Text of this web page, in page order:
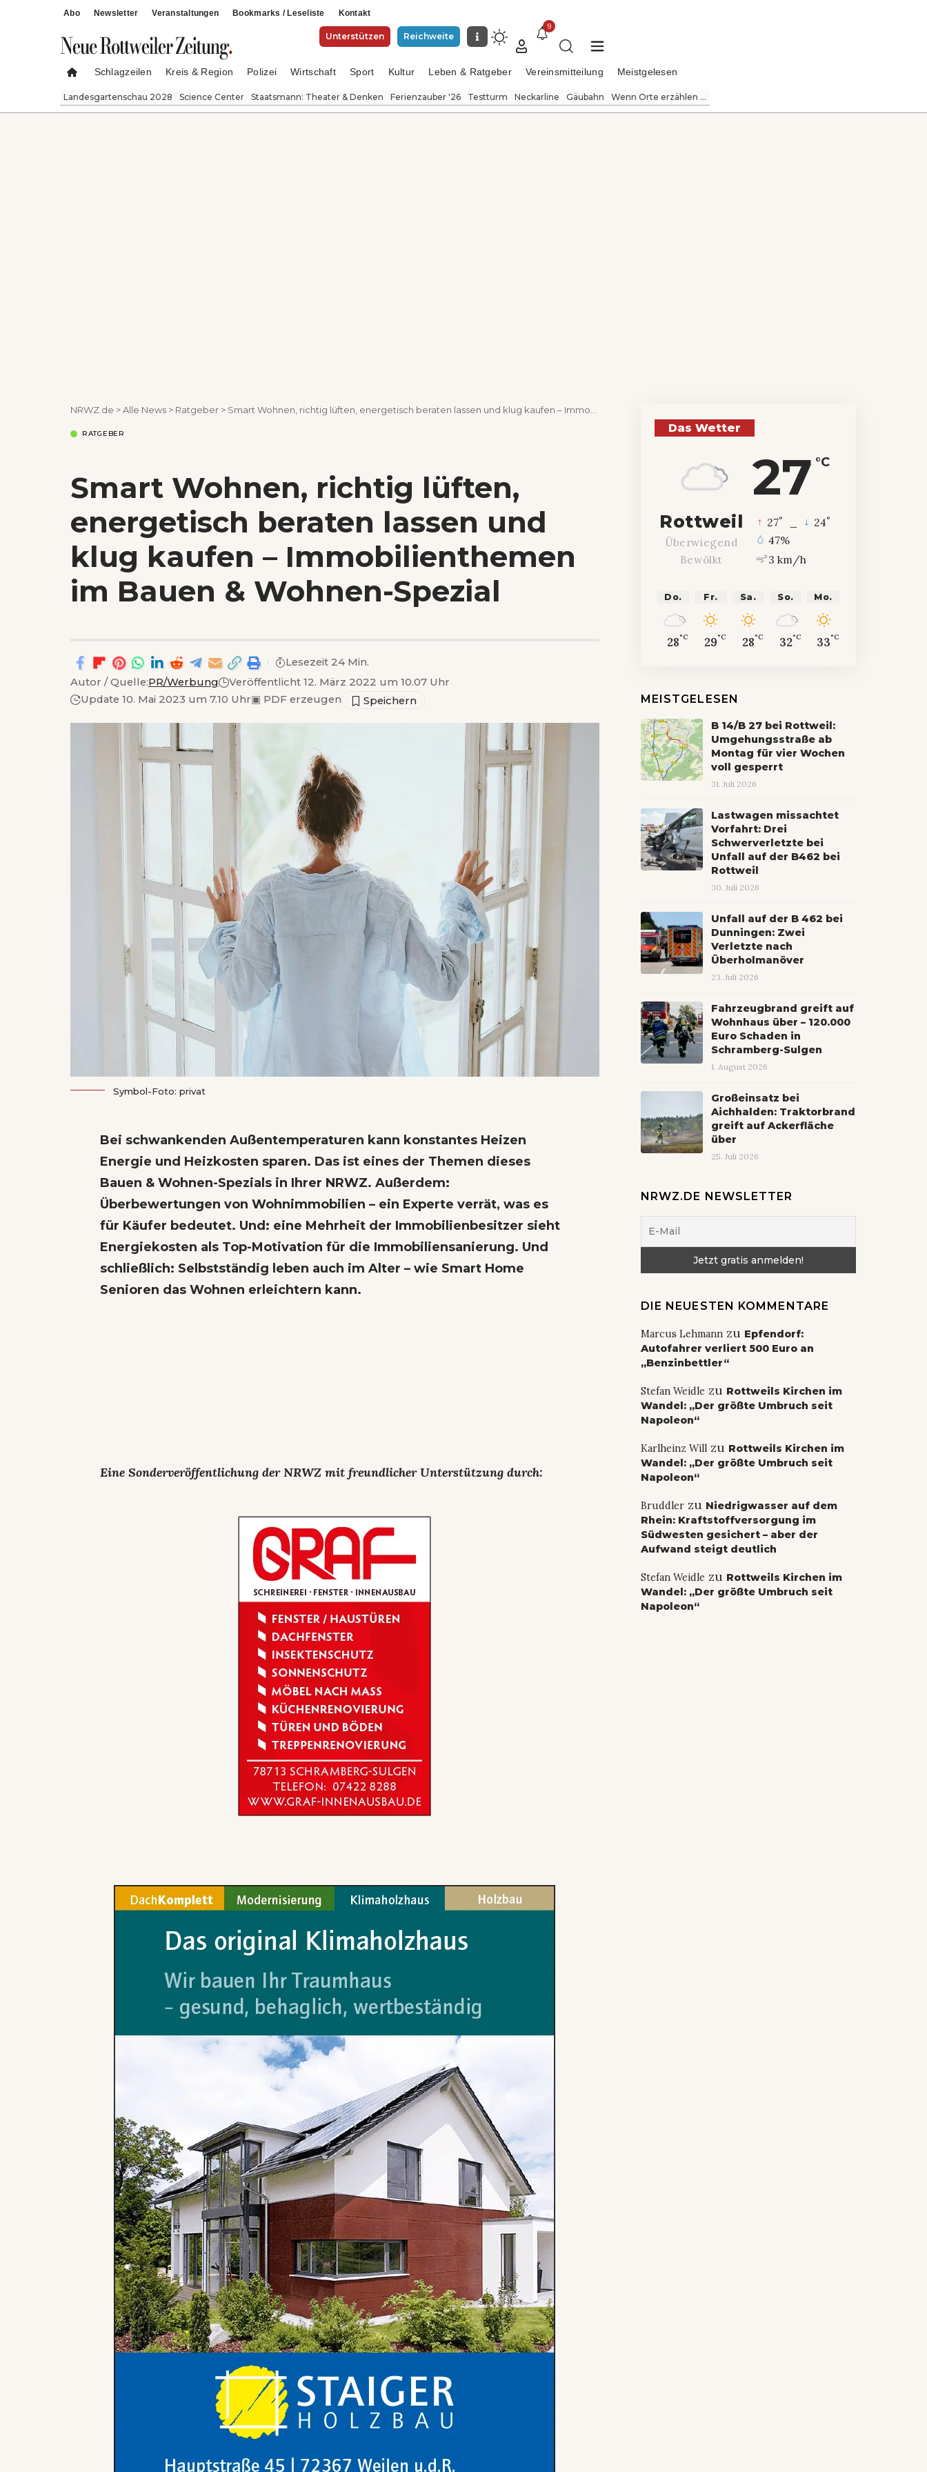
Abo Newsletter Veranstaltungen Bookmarks / Leseliste Kontakt
Unterstützen Reichweite
9
Schlagzeilen Kreis & Region Polizei Wirtschaft Sport Kultur Leben & Ratgeber Vereinsmitteilung Meistgelesen
Landesgartenschau 2028 Science Center Staatsmann: Theater & Denken Ferienzauber '26 Testturm Neckarline Gäubahn Wenn Orte erzählen ...
NRWZ.de >Alle News > Ratgeber > Smart Wohnen, richtig lüften, energetisch beraten lassen und klug kaufen – Immobilienthemen im Bauen & Wohnen-Spezial
RATGEBER
Smart Wohnen, richtig lüften,
energetisch beraten lassen und
klug kaufen – Immobilienthemen
im Bauen & Wohnen-Spezial
Autor / Quelle:PR/Werbung
Veröffentlicht 12. März 2022 um 10.07 Uhr
Update 10. Mai 2023 um 7.10 Uhr▣ PDF erzeugen
Lesezeit 24 Min.
Symbol-Foto: privat
Bei schwankenden Außentemperaturen kann konstantes Heizen
Energie und Heizkosten sparen. Das ist eines der Themen dieses
Bauen & Wohnen-Spezials in Ihrer NRWZ. Außerdem:
Überbewertungen von Wohnimmobilien – ein Experte verrät, was es
für Käufer bedeutet. Und: eine Mehrheit der Immobilienbesitzer sieht
Energiekosten als Top-Motivation für die Immobiliensanierung. Und
schließlich: Selbstständig leben auch im Alter – wie Smart Home
Senioren das Wohnen erleichtern kann.
Eine Sonderveröffentlichung der NRWZ mit freundlicher Unterstützung durch:
Das Wetter
27 °C
Rottweil
Überwiegend
Bewölkt
27° 24°
47%
3 km/h
Do.
28°C
Fr.
29°C
Sa.
28°C
So.
32°C
Mo.
33°C
MEISTGELESEN
B 14/B 27 bei Rottweil:
Umgehungsstraße ab
Montag für vier Wochen
voll gesperrt
31. Juli 2026
Lastwagen missachtet
Vorfahrt: Drei
Schwerverletzte bei
Unfall auf der B462 bei
Rottweil
30. Juli 2026
Unfall auf der B 462 bei
Dunningen: Zwei
Verletzte nach
Überholmanöver
23. Juli 2026
Fahrzeugbrand greift auf
Wohnhaus über – 120.000
Euro Schaden in
Schramberg-Sulgen
1. August 2026
Großeinsatz bei
Aichhalden: Traktorbrand
greift auf Ackerfläche
über
25. Juli 2026
NRWZ.DE NEWSLETTER
DIE NEUESTEN KOMMENTARE
Marcus Lehmannzu Epfendorf:
Autofahrer verliert 500 Euro an
„Benzinbettler“
Stefan Weidle zu Rottweils Kirchen im
Wandel: „Der größte Umbruch seit
Napoleon“
Karlheinz Willzu Rottweils Kirchen im
Wandel: „Der größte Umbruch seit
Napoleon“
Bruddlerzu Niedrigwasser auf dem
Rhein: Kraftstoffversorgung im
Südwesten gesichert – aber der
Aufwand steigt deutlich
Stefan Weidle zu Rottweils Kirchen im
Wandel: „Der größte Umbruch seit
Napoleon“